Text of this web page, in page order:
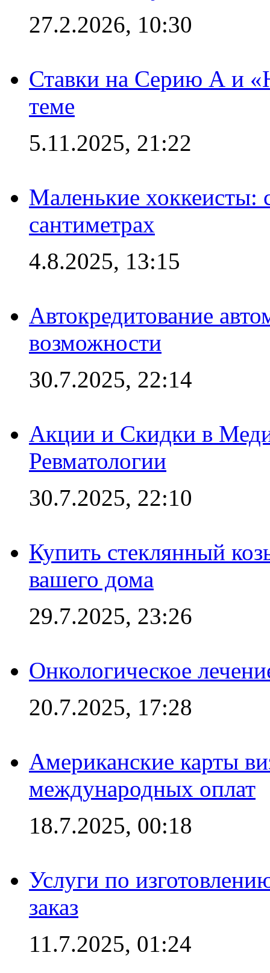
27.2.2026, 10:30
Ставки на Серию А и
теме
5.11.2025, 21:22
Маленькие хоккеисты:
сантиметрах
4.8.2025, 13:15
Автокредитование
возможности
30.7.2025, 22:14
Акции и Скидки в
Ревматологии
30.7.2025, 22:10
Купить стеклянный
вашего дома
29.7.2025, 23:26
Онкологическое
20.7.2025, 17:28
Американские карты
международных оплат
18.7.2025, 00:18
Услуги по
заказ
11.7.2025, 01:24